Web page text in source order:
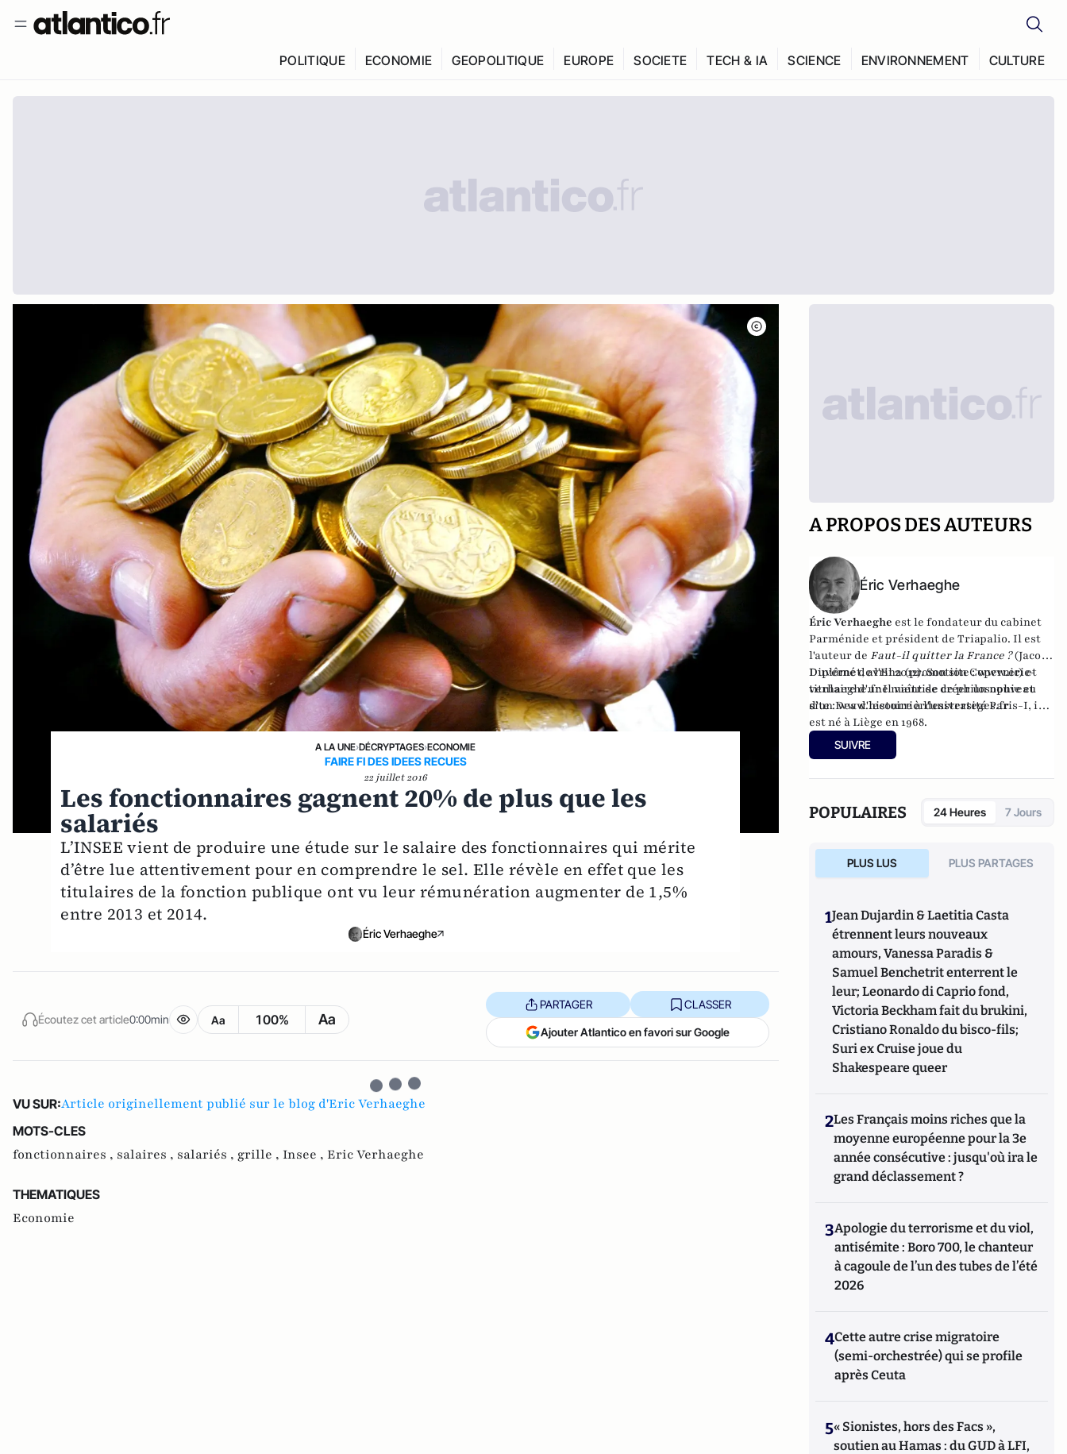
POLITIQUE ECONOMIE GEOPOLITIQUE EUROPE SOCIETE TECH & IA SCIENCE ENVIRONNEMENT CULTURE
A LA UNE›DÉCRYPTAGES›ECONOMIE
FAIRE FI DES IDEES RECUES
22 juillet 2016
Les fonctionnaires gagnent 20% de plus que les
salariés
L’INSEE vient de produire une étude sur le salaire des fonctionnaires qui mérite
d’être lue attentivement pour en comprendre le sel. Elle révèle en effet que les
titulaires de la fonction publique ont vu leur rémunération augmenter de 1,5%
entre 2013 et 2014.
Éric Verhaeghe
Écoutez cet article0:00min Aa 100% Aa
PARTAGER CLASSER
Ajouter Atlantico en favori sur Google
VU SUR:Article originellement publié sur le blog d'Eric Verhaeghe
MOTS-CLES
fonctionnaires , salaires , salariés , grille , Insee , Eric Verhaeghe
THEMATIQUES
Economie
A PROPOS DES AUTEURS
Éric Verhaeghe
Éric Verhaeghe est le fondateur du cabinet
Parménide et président deTriapalio. Il est
l'auteur de Faut-il quitter la France ?(Jacob-
Duvernet, avril 2012). Son site :www.eric-
verhaeghe.frIl vient de créer un nouveau
site :www.lecourrierdesstrateges.fr
Diplômé de l'Ena (promotion Copernic) et
titulaire d'une maîtrise de philosophie et
d'un Dea d'histoire à l'université Paris-I, il
est né à Liège en 1968.
SUIVRE
POPULAIRES 24 Heures 7 Jours
PLUS LUS PLUS PARTAGES
1Jean Dujardin & Laetitia Casta
étrennent leurs nouveaux
amours, Vanessa Paradis &
Samuel Benchetrit enterrent le
leur; Leonardo di Caprio fond,
Victoria Beckham fait du brukini,
Cristiano Ronaldo du bisco-fils;
Suri ex Cruise joue du
Shakespeare queer
2Les Français moins riches que la
moyenne européenne pour la 3e
année consécutive : jusqu'où ira le
grand déclassement ?
3Apologie du terrorisme et du viol,
antisémite : Boro 700, le chanteur
à cagoule de l’un des tubes de l’été
2026
4Cette autre crise migratoire
(semi-orchestrée) qui se profile
après Ceuta
5« Sionistes, hors des Facs »,
soutien au Hamas : du GUD à LFI,